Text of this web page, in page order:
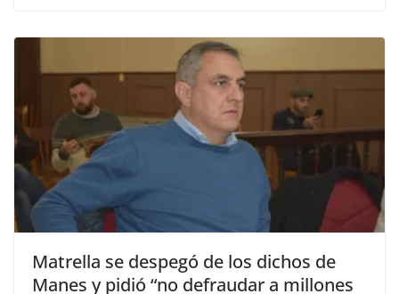
Matrella se despegó de los dichos de
Manes y pidió “no defraudar a millones